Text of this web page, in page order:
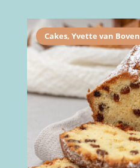
Cakes, Yvette van Boven